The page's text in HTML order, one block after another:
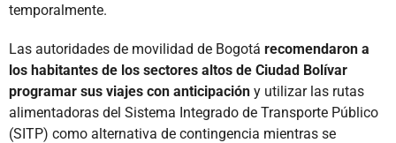
temporalmente.
Las autoridades de movilidad de Bogotá recomendaron a
los habitantes de los sectores altos de Ciudad Bolívar
programar sus viajes con anticipación y utilizar las rutas
alimentadoras del Sistema Integrado de Transporte Público
(SITP) como alternativa de contingencia mientras se